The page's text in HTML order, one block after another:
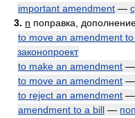
important amendment —
3. n поправка,
to move an amendment
законопроект
to make an amendment —
to move an amendment —
to reject an amendment —
amendment to a bill —